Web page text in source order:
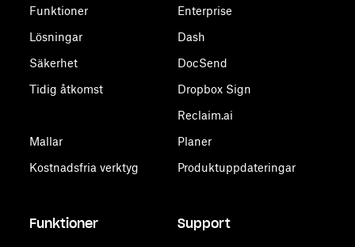
Funktioner
Lösningar
Säkerhet
Tidig åtkomst
Mallar
Kostnadsfria verktyg
Enterprise
Dash
DocSend
Dropbox Sign
Reclaim.ai
Planer
Produktuppdateringar
Funktioner Support